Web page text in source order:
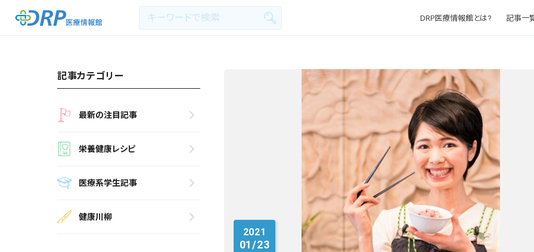
DRP医療情報館とは? 記事一
記事カテゴリー
最新の注目記事
栄養健康レシピ
医療系学生記事
健康川柳
2021
01/23